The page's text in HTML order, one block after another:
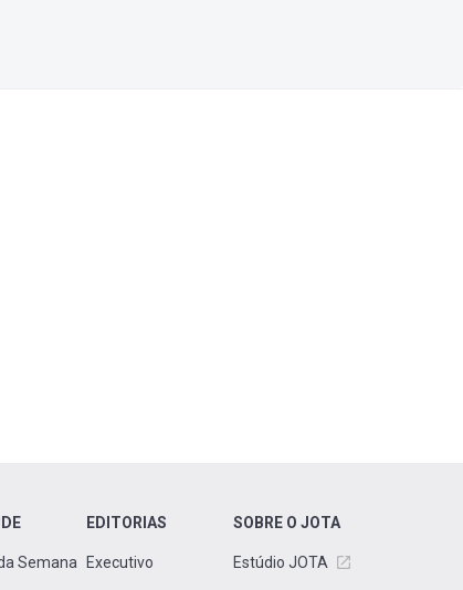
Semana
EDITORIAS
Executivo
SOBRE O JOTA
Estúdio JOTA